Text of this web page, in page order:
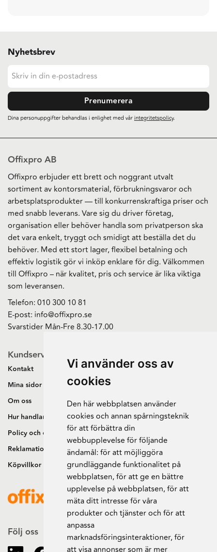
Vi använder oss av
cookies
Den här webbplatsen använder
cookies och annan spårningsteknik
för att förbättra din
webbupplevelse för följande
ändamål: för att möjliggöra
grundläggande funktionalitet på
webbplatsen,för att ge en bättre
upplevelse på webbplatsen,för att
mäta ditt intresse för våra
produkter och tjänster och för att
anpassa
marknadsföringsinteraktioner,för
att visa annonser som är mer
Nyhetsbrev
Prenumerera
Dina personuppgifter behandlas i enlighet med vårintegritetspolicy.
Offixpro AB
Offixpro erbjuder ett brett och noggrant utvalt
sortiment av kontorsmaterial, förbrukningsvaror och
arbetsplatsprodukter — till konkurrenskraftiga priser och
med snabb leverans. Vare sig du driver företag,
organisation eller behöver handla som privatperson ska
det vara enkelt, tryggt och smidigt att beställa det du
behöver. Med ett stort lager, flexibel betalning och
effektiv logistik gör vi inköp enklare för dig. Välkommen
till Offixpro – när kvalitet, pris och service är lika viktiga
som leveransen.
Telefon: 010 300 10 81
E-post: info@offixpro.se
Svarstider Mån-Fre 8.30-17.00
Kundservice
Kontakt
Mina sidor
Om oss
Hur handlar jag?
Policy och cookies
Reklamation och retur
Köpvillkor
Följ oss